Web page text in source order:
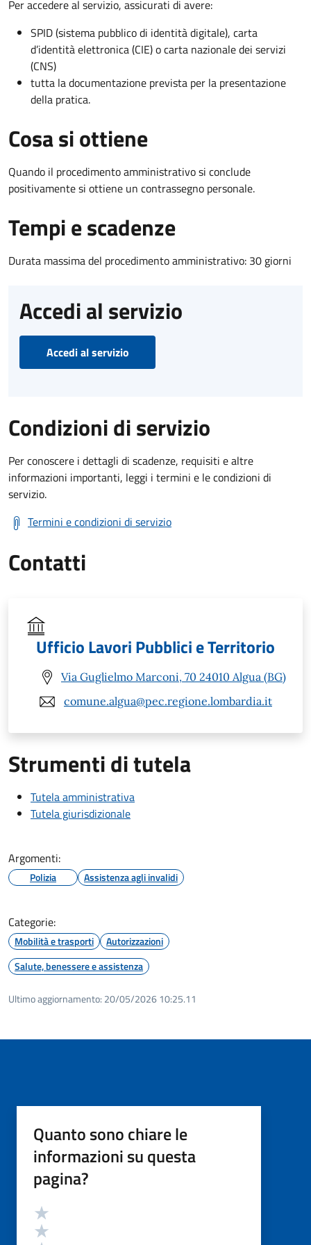
Per accedere al servizio, assicurati di avere:
SPID (sistema pubblico di identità digitale), carta
d’identità elettronica (CIE) o carta nazionale dei servizi
(CNS)
tutta la documentazione prevista per la presentazione
della pratica.
Cosa si ottiene
Quando il procedimento amministrativo si conclude
positivamente si ottiene un contrassegno personale.
Tempi e scadenze
Durata massima del procedimento amministrativo: 30 giorni
Accedi al servizio
Accedi al servizio
Condizioni di servizio
Per conoscere i dettagli di scadenze, requisiti e altre
informazioni importanti, leggi i termini e le condizioni di
servizio.
Termini e condizioni di servizio
Contatti
Ufficio Lavori Pubblici e Territorio
Via Guglielmo Marconi, 70 24010 Algua (BG)
comune.algua@pec.regione.lombardia.it
Strumenti di tutela
Tutela amministrativa
Tutela giurisdizionale
Argomenti:
Polizia Assistenza agli invalidi
Categorie:
Mobilità e trasporti
Autorizzazioni
Salute, benessere e assistenza
Ultimo aggiornamento: 20/05/2026 10:25.11
Quanto sono chiare le
informazioni su questa
pagina?
Valutazione